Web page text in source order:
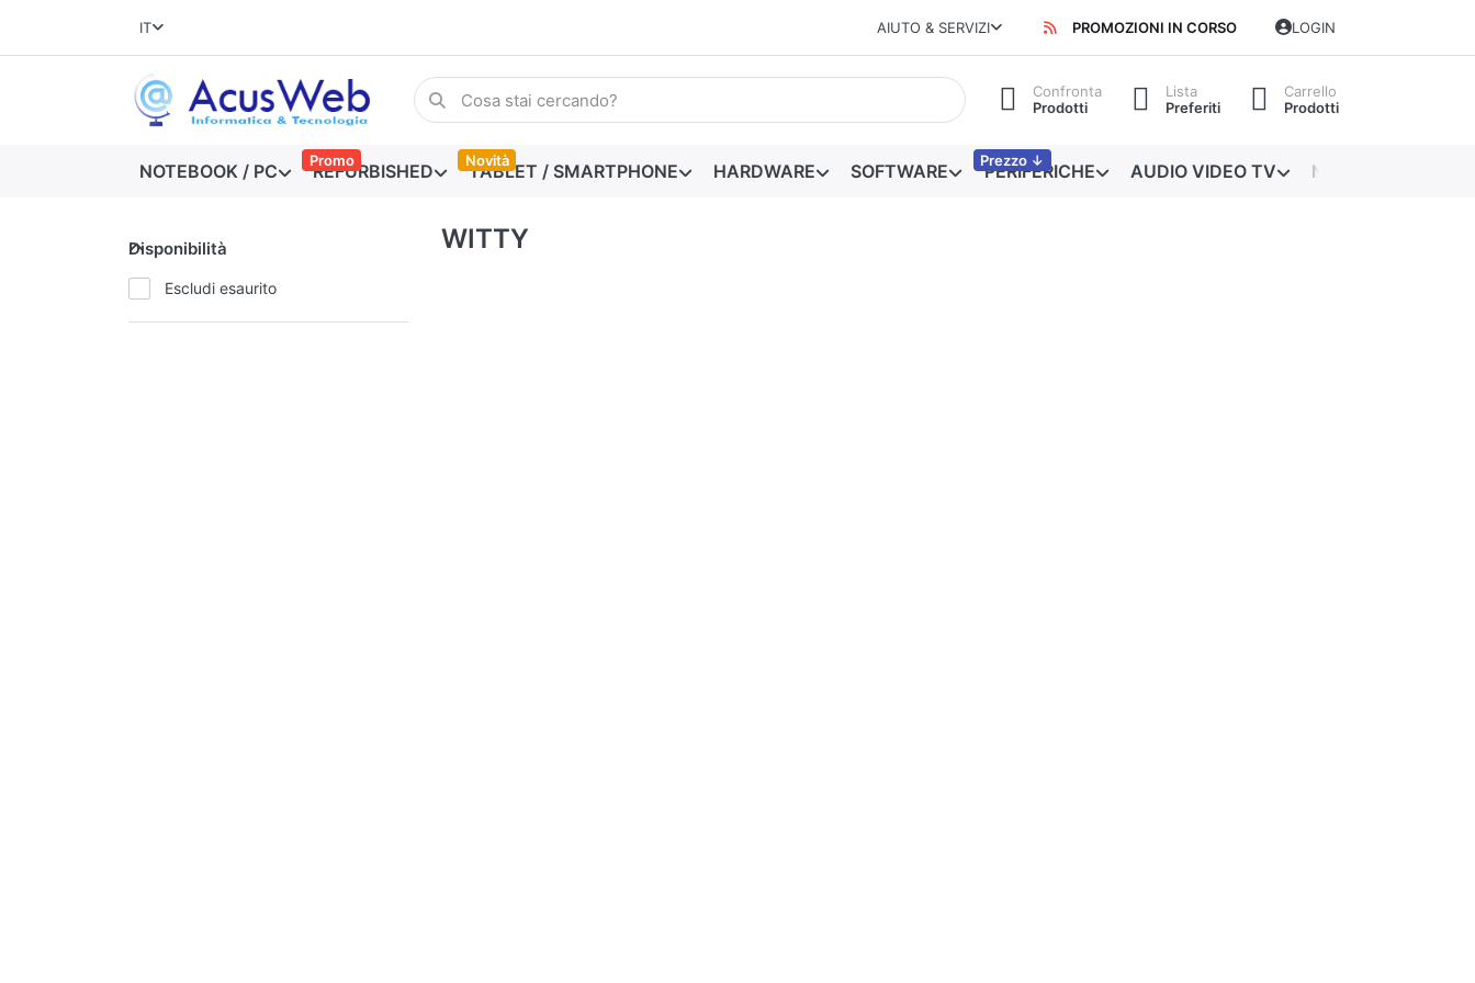
IT AIUTO & SERVIZI PROMOZIONI IN CORSO LOGIN
Confronta
Prodotti
Lista
Preferiti
Carrello
Prodotti
NOTEBOOK / PC REFURBISHED
Promo
TABLET / SMARTPHONE
Novità
HARDWARE SOFTWARE PERIFERICHE
Prezzo ↓
AUDIO VIDEO TV NETWORKING
Disponibilità
Escludi esaurito
WITTY